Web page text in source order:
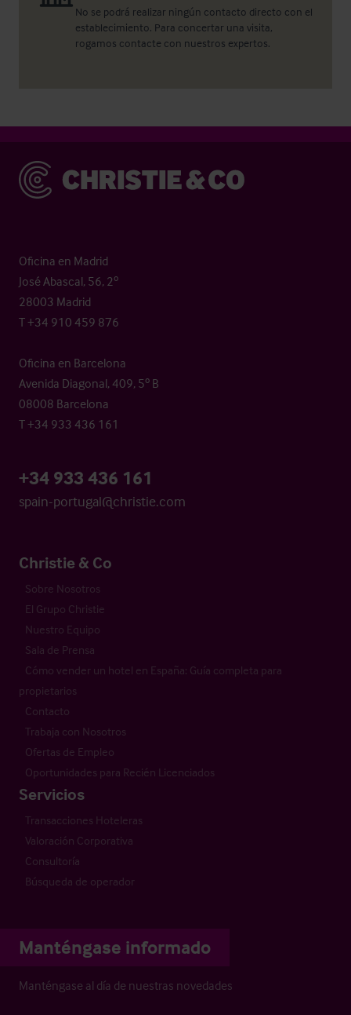
No se podrá realizar ningún contacto directo con el
establecimiento. Para concertar una visita,
rogamos contacte con nuestros expertos.
Christie & Co
Oficina en Madrid
José Abascal, 56, 2º
28003 Madrid
T +34 910 459 876
Oficina en Barcelona
Avenida Diagonal, 409, 5º B
08008 Barcelona
T +34 933 436 161
+34 933 436 161
spain-portugal@christie.com
Christie & Co
Sobre Nosotros
El Grupo Christie
Nuestro Equipo
Sala de Prensa
Cómo vender un hotel en España: Guía completa para
propietarios
Contacto
Trabaja con Nosotros
Ofertas de Empleo
Oportunidades para Recién Licenciados
Servicios
Transacciones Hoteleras
Valoración Corporativa
Consultoría
Búsqueda de operador
Manténgase informado
Manténgase al día de nuestras novedades